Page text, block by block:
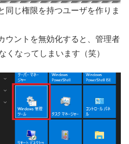
同じ権限を持つユーザを作りま
ウントを無効化すると、管理者
くなってしまいます（笑）